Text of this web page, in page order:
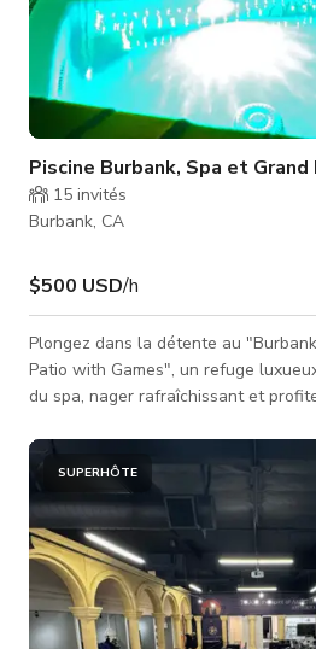
Piscine Burbank, Spa et Grand
15 invités
Burbank, CA
$500 USD/h
Plongez dans la détente au
Patio with Games", un refuge
du spa, nager rafraîchissant et
sous le soleil. Nous avons des
jeu de cornhole et un panier de
tubes de piscine, 2 grands parasols,
grand canapé pour 8 personnes inclus. Salle de bain/
dis
SUPERHÔTE